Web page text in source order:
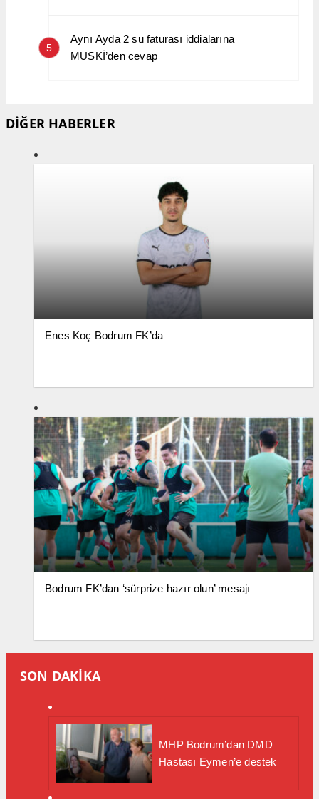
5
Aynı Ayda 2 su faturası iddialarına
MUSKİ’den cevap
DİĞER HABERLER
Enes Koç Bodrum FK’da
Bodrum FK’dan ‘sürprize hazır olun’ mesajı
SON DAKİKA
MHP Bodrum’dan DMD
Hastası Eymen’e destek